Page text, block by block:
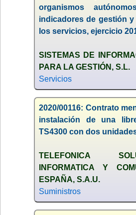
organismos
indicadores de gestión
los servicios, ejercicio
SISTEMAS DE
PARA LA GESTIÓN, S.L.
Servicios
2020/00116: Contrato
instalación de una
TS4300 con dos
TELEFONICA
INFORMATICA Y
ESPAÑA, S.A.U.
Suministros